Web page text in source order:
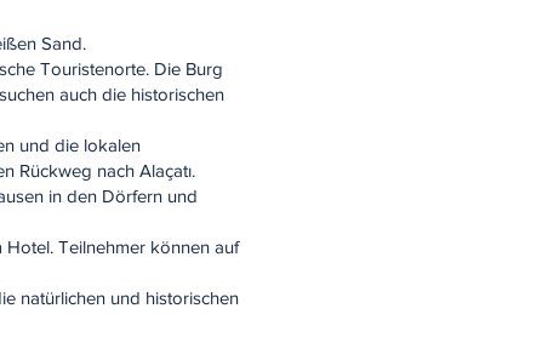
Sand.
Touristenorte. Die Burg
auch die historischen
und die lokalen
Rückweg nach Alaçatı.
in den Dörfern und
Teilnehmer können auf
natürlichen und historischen